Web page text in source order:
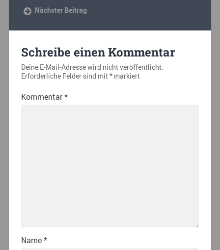
Nächster Beitrag
Schreibe einen Kommentar
Deine E-Mail-Adresse wird nicht veröffentlicht.
Erforderliche Felder sind mit*markiert
Kommentar*
Name*